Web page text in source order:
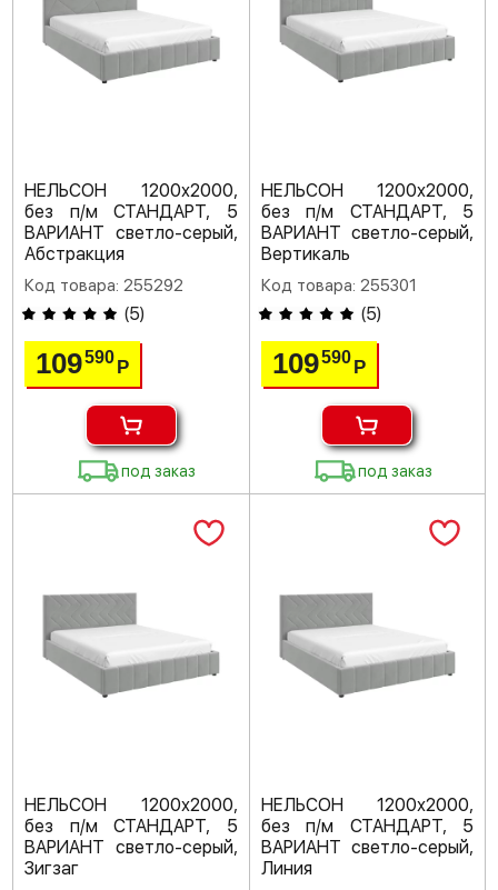
НЕЛЬСОН 1200х2000,
без п/м СТАНДАРТ, 5
ВАРИАНТ светло-серый,
Абстракция
Код товара: 255292
(5)
109590Р
под заказ
НЕЛЬСОН 1200х2000,
без п/м СТАНДАРТ, 5
ВАРИАНТ светло-серый,
Вертикаль
Код товара: 255301
(5)
109590 Р
под заказ
НЕЛЬСОН 1200х2000,
без п/м СТАНДАРТ, 5
ВАРИАНТ светло-серый,
Зигзаг
НЕЛЬСОН 1200х2000,
без п/м СТАНДАРТ, 5
ВАРИАНТ светло-серый,
Линия